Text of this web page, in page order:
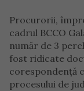
Procurorii,
cadrul BCCO
număr de 3
fost ridicate
corespondență
procesului de